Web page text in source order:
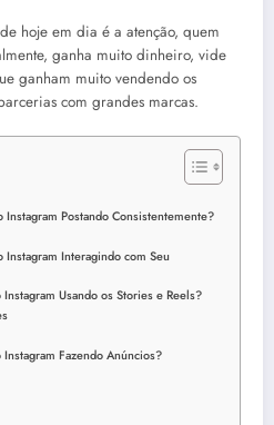
hoje em dia é a atenção, quem
ganha muito dinheiro, vide
ganham muito vendendo os
com grandes marcas.
Postando Consistentemente?
Interagindo com Seu
Usando os Stories e Reels?
Fazendo Anúncios?